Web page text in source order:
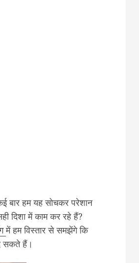
बार हम यह सोचकर परेशान
दिशा में काम कर रहे हैं?
में हम विस्तार से समझेंगे कि
सकते हैं।